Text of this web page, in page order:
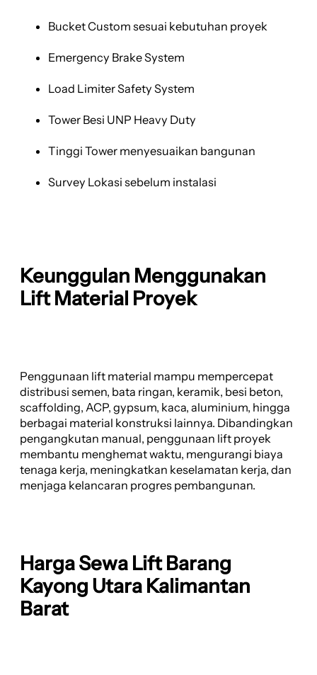
Bucket Custom sesuai kebutuhan proyek
Emergency Brake System
Load Limiter Safety System
Tower Besi UNP Heavy Duty
Tinggi Tower menyesuaikan bangunan
Survey Lokasi sebelum instalasi
Keunggulan Menggunakan
Lift Material Proyek
Penggunaan lift material mampu mempercepat
distribusi semen, bata ringan, keramik, besi beton,
scaffolding, ACP, gypsum, kaca, aluminium, hingga
berbagai material konstruksi lainnya. Dibandingkan
pengangkutan manual, penggunaan lift proyek
membantu menghemat waktu, mengurangi biaya
tenaga kerja, meningkatkan keselamatan kerja, dan
menjaga kelancaran progres pembangunan.
Harga Sewa Lift Barang
Kayong Utara Kalimantan
Barat